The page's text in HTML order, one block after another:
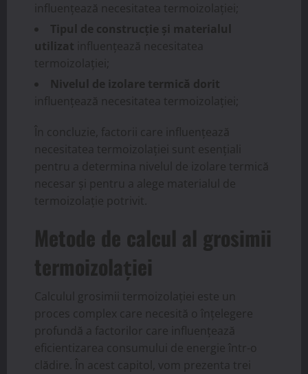
influențează necesitatea termoizolației;
Tipul de construcție și materialul
utilizat influențează necesitatea
termoizolației;
Nivelul de izolare termică dorit
influențează necesitatea termoizolației;
În concluzie, factorii care influențează
necesitatea termoizolației sunt esențiali
pentru a determina nivelul de izolare termică
necesar și pentru a alege materialul de
termoizolație potrivit.
Metode de calcul al grosimii
termoizolației
Calculul grosimii termoizolației este un
proces complex care necesită o înțelegere
profundă a factorilor care influențează
eficientizarea consumului de energie într-o
clădire. În acest capitol, vom prezenta trei